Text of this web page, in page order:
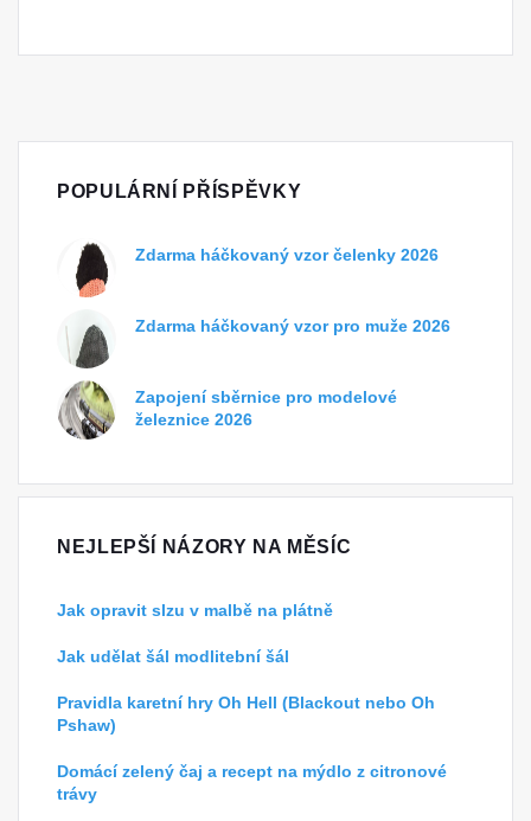
POPULÁRNÍ PŘÍSPĚVKY
Zdarma háčkovaný vzor čelenky 2026
Zdarma háčkovaný vzor pro muže 2026
Zapojení sběrnice pro modelové
železnice 2026
NEJLEPŠÍ NÁZORY NA MĚSÍC
Jak opravit slzu v malbě na plátně
Jak udělat šál modlitební šál
Pravidla karetní hry Oh Hell (Blackout nebo Oh
Pshaw)
Domácí zelený čaj a recept na mýdlo z citronové
trávy